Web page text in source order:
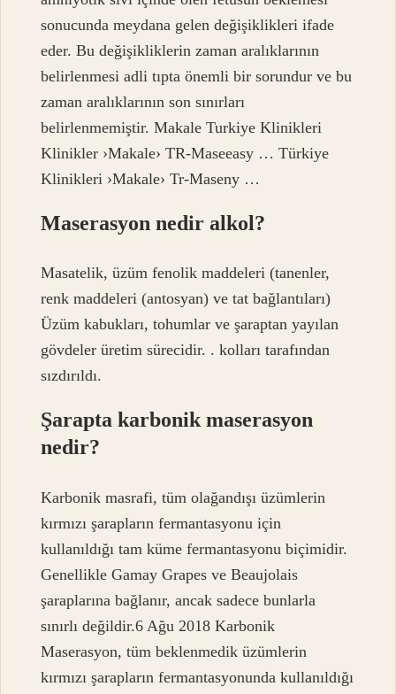
sonucunda meydana gelen değişiklikleri ifade
eder. Bu değişikliklerin zaman aralıklarının
belirlenmesi adli tıpta önemli bir sorundur ve bu
zaman aralıklarının son sınırları
belirlenmemiştir. Makale Turkiye Klinikleri
Klinikler ›Makale› TR-Maseeasy … Türkiye
Klinikleri ›Makale› Tr-Maseny …
Maserasyon nedir alkol?
Masatelik, üzüm fenolik maddeleri (tanenler,
renk maddeleri (antosyan) ve tat bağlantıları)
Üzüm kabukları, tohumlar ve şaraptan yayılan
gövdeler üretim sürecidir. . kolları tarafından
sızdırıldı.
Şarapta karbonik maserasyon
nedir?
Karbonik masrafi, tüm olağandışı üzümlerin
kırmızı şarapların fermantasyonu için
kullanıldığı tam küme fermantasyonu biçimidir.
Genellikle Gamay Grapes ve Beaujolais
şaraplarına bağlanır, ancak sadece bunlarla
sınırlı değildir.6 Ağu 2018 Karbonik
Maserasyon, tüm beklenmedik üzümlerin
kırmızı şarapların fermantasyonunda kullanıldığı